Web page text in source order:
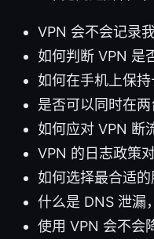
VPN 会不会记录
如何判断 VPN 是
如何在手机上保持
是否可以同时在两
如何应对 VPN 断
VPN 的日志政策
如何选择最合适的
什么是 DNS 泄漏
使用 VPN 会不会